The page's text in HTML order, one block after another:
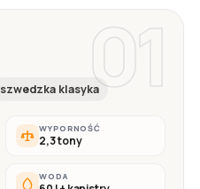
01
szwedzka klasyka
WYPORNOŚĆ
2,3 tony
WODA